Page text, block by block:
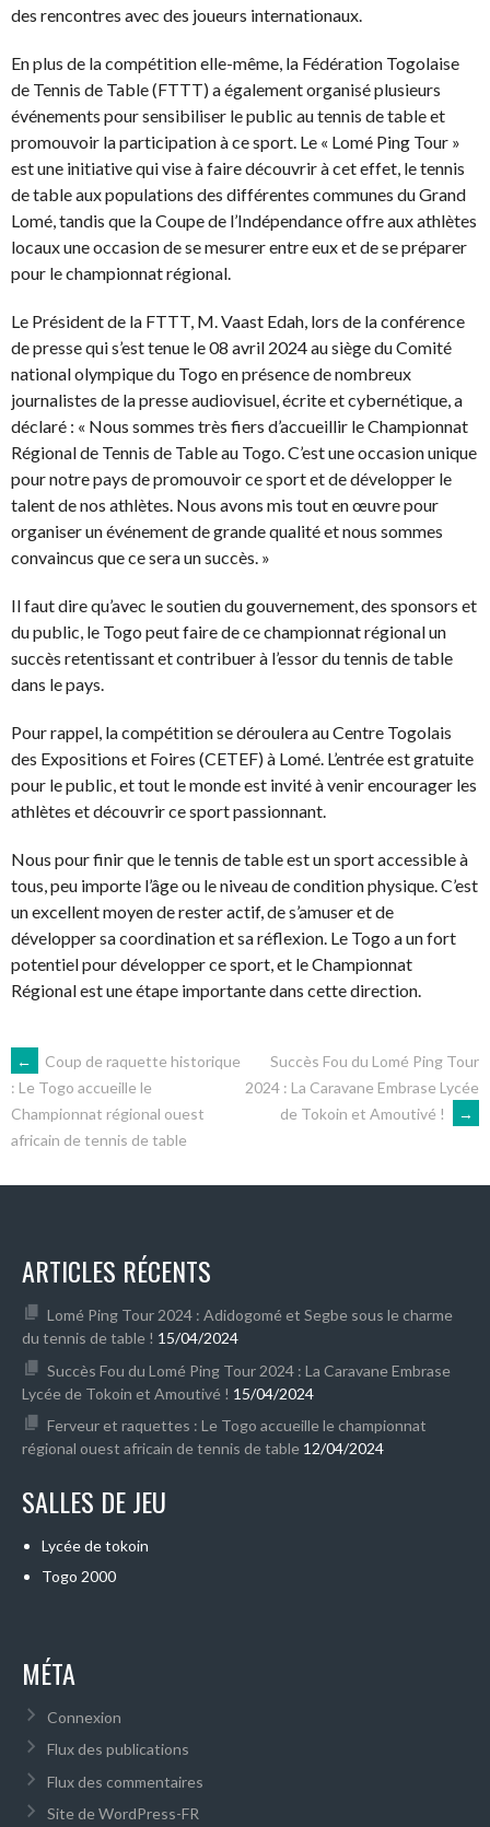
des rencontres avec des joueurs internationaux.
En plus de la compétition elle-même, la Fédération Togolaise
de Tennis de Table (FTTT) a également organisé plusieurs
événements pour sensibiliser le public au tennis de table et
promouvoir la participation à ce sport. Le « Lomé Ping Tour »
est une initiative qui vise à faire découvrir à cet effet, le tennis
de table aux populations des différentes communes du Grand
Lomé, tandis que la Coupe de l’Indépendance offre aux athlètes
locaux une occasion de se mesurer entre eux et de se préparer
pour le championnat régional.
Le Président de la FTTT, M. Vaast Edah, lors de la conférence
de presse qui s’est tenue le 08 avril 2024 au siège du Comité
national olympique du Togo en présence de nombreux
journalistes de la presse audiovisuel, écrite et cybernétique, a
déclaré : « Nous sommes très fiers d’accueillir le Championnat
Régional de Tennis de Table au Togo. C’est une occasion unique
pour notre pays de promouvoir ce sport et de développer le
talent de nos athlètes. Nous avons mis tout en œuvre pour
organiser un événement de grande qualité et nous sommes
convaincus que ce sera un succès. »
Il faut dire qu’avec le soutien du gouvernement, des sponsors et
du public, le Togo peut faire de ce championnat régional un
succès retentissant et contribuer à l’essor du tennis de table
dans le pays.
Pour rappel, la compétition se déroulera au Centre Togolais
des Expositions et Foires (CETEF) à Lomé. L’entrée est gratuite
pour le public, et tout le monde est invité à venir encourager les
athlètes et découvrir ce sport passionnant.
Nous pour finir que le tennis de table est un sport accessible à
tous, peu importe l’âge ou le niveau de condition physique. C’est
un excellent moyen de rester actif, de s’amuser et de
développer sa coordination et sa réflexion. Le Togo a un fort
potentiel pour développer ce sport, et le Championnat
Régional est une étape importante dans cette direction.
NAVIGATION
DES
ARTICLES
←
Coup de raquette historique
: Le Togo accueille le
Championnat régional ouest
africain de tennis de table
Succès Fou du Lomé Ping Tour
2024 : La Caravane Embrase Lycée
de Tokoin et Amoutivé !
→
ARTICLES RÉCENTS
Lomé Ping Tour 2024 : Adidogomé et Segbe sous le charme
du tennis de table ! 15/04/2024
Succès Fou du Lomé Ping Tour 2024 : La Caravane Embrase
Lycée de Tokoin et Amoutivé ! 15/04/2024
Ferveur et raquettes : Le Togo accueille le championnat
régional ouest africain de tennis de table 12/04/2024
SALLES DE JEU
Lycée de tokoin
Togo 2000
MÉTA
Connexion
Flux des publications
Flux des commentaires
Site de WordPress-FR